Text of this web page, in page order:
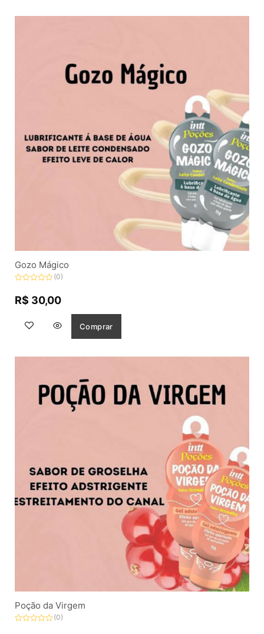
Gozo Mágico
de
(0)
R$ 30,00
Comprar
Poção da Virgem
(0)